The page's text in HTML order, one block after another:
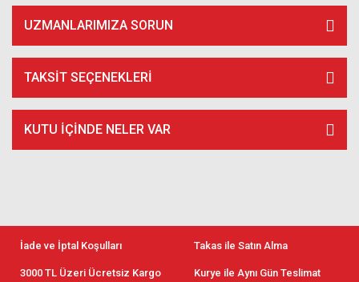
UZMANLARIMIZA SORUN
TAKSIT SEÇENEKLERI
KUTU İÇİNDE NELER VAR
İade ve İptal Koşulları Takas ile Satın Alma
3000 TL Üzeri Ücretsiz Kargo Kurye ile Aynı Gün Teslimat